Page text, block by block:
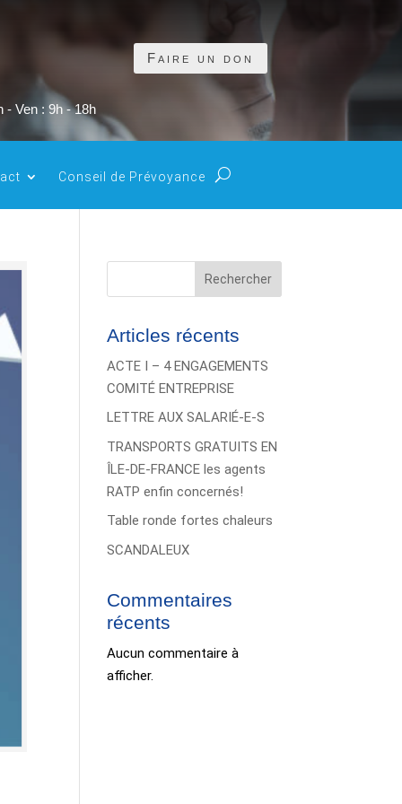
Faire un don
- Ven : 9h - 18h
Conseil de Prévoyance
Rechercher
Articles récents
ACTE I – 4 ENGAGEMENTS
COMITÉ ENTREPRISE
LETTRE AUX SALARIÉ-E-S
TRANSPORTS GRATUITS EN
ÎLE-DE-FRANCE les agents
RATP enfin concernés!
Table ronde fortes chaleurs
SCANDALEUX
Commentaires
récents
Aucun commentaire à
afficher.